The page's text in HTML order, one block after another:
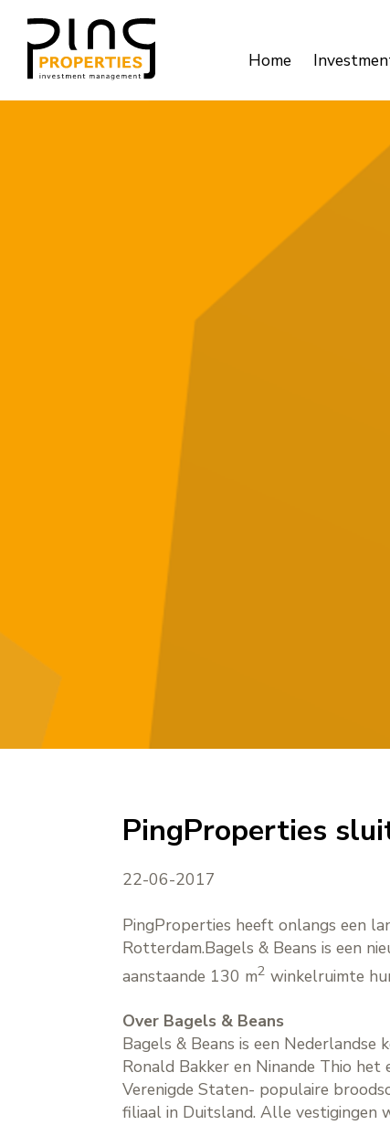
Home
PingProperties
22-06-2017
PingProperties heeft onlangs een
Rotterdam.Bagels & Beans is een
aanstaande 130 m2 winkelruimte
Over Bagels & Beans
Bagels & Beans is een
Ronald Bakker en Ninande Thio het
Verenigde Staten- populaire
filiaal in Duitsland. Alle vestigingen